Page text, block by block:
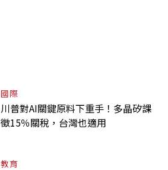
國際
川普對AI關鍵原料下重手！多晶矽課
徵15％關稅，台灣也適用
教育